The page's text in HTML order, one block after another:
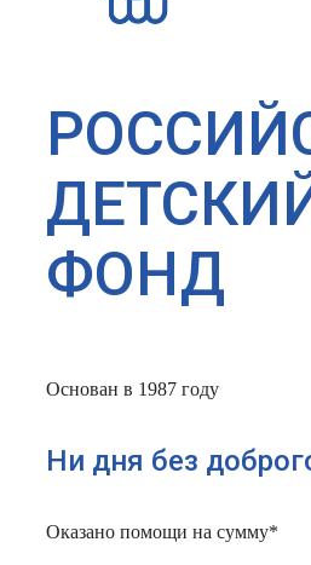
ФОНД
Основан в 1987 году
Ни дня без
Оказано помощи на сумму*